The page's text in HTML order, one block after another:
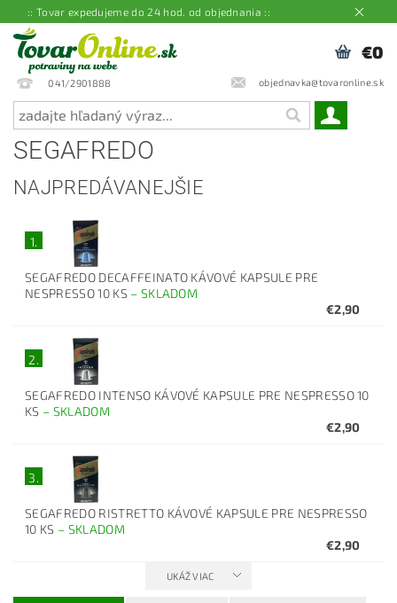
:: Tovar expedujeme do 24 hod. od objednania ::
041/2901888 objednavka@tovaronline.sk
€0
SEGAFREDO
NAJPREDÁVANEJŠIE
1.
SEGAFREDO DECAFFEINATO KÁVOVÉ KAPSULE PRE
NESPRESSO 10 KS – SKLADOM
€2,90
2.
SEGAFREDO INTENSO KÁVOVÉ KAPSULE PRE NESPRESSO 10
KS – SKLADOM
€2,90
3.
SEGAFREDO RISTRETTO KÁVOVÉ KAPSULE PRE NESPRESSO
10 KS – SKLADOM
€2,90
UKÁŽ VIAC